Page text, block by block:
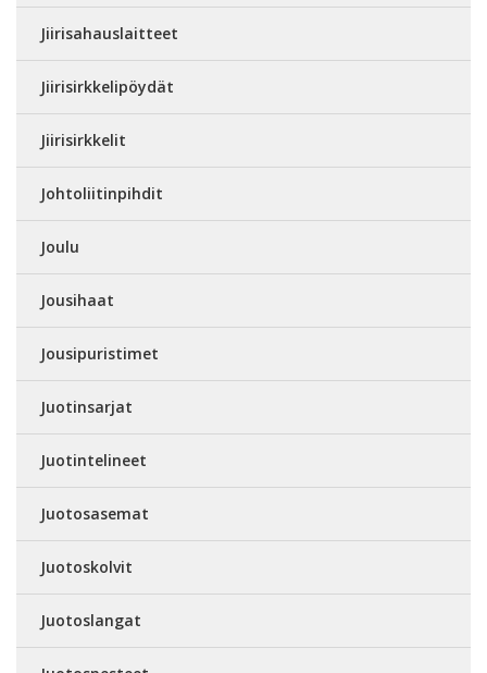
Jiirisahauslaitteet
Jiirisirkkelipöydät
Jiirisirkkelit
Johtoliitinpihdit
Joulu
Jousihaat
Jousipuristimet
Juotinsarjat
Juotintelineet
Juotosasemat
Juotoskolvit
Juotoslangat